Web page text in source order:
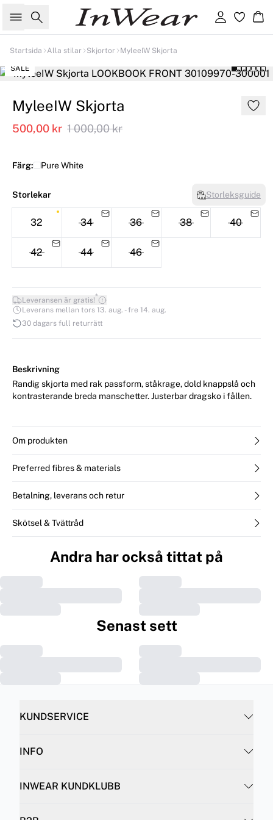
Sök Logga in
Startsida Alla stilar Skjortor MyleeIW Skjorta
SALE
MyleeIW Skjorta
500,00 kr 1 000,00 kr
Färg: Pure White
Storlekar Storleksguide
32 34 36 38 40
42 44 46
Leveransen är gratis!*
Leverans mellan tors 13. aug. - fre 14. aug.
30 dagars full returrätt
Beskrivning
Randig skjorta med rak passform, ståkrage, dold knappslå och
kontrasterande breda manschetter. Justerbar dragsko i fållen.
Om produkten
Preferred fibres & materials
Betalning, leverans och retur
Skötsel & Tvättråd
Andra har också tittat på
Senast sett
KUNDSERVICE
INFO
INWEAR KUNDKLUBB